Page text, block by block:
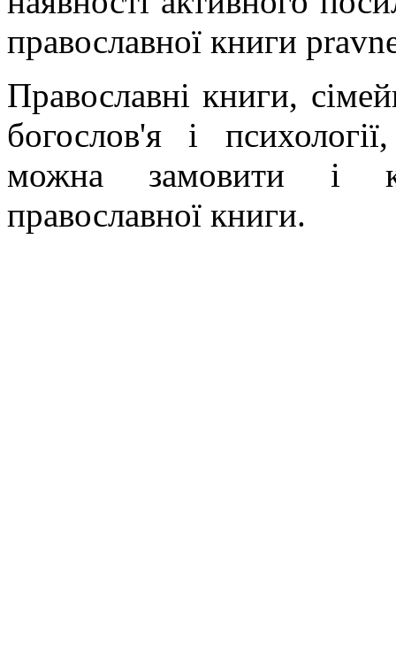
православної книги
Православні книги,
богослов'я і
можна замовити і
православної книги.